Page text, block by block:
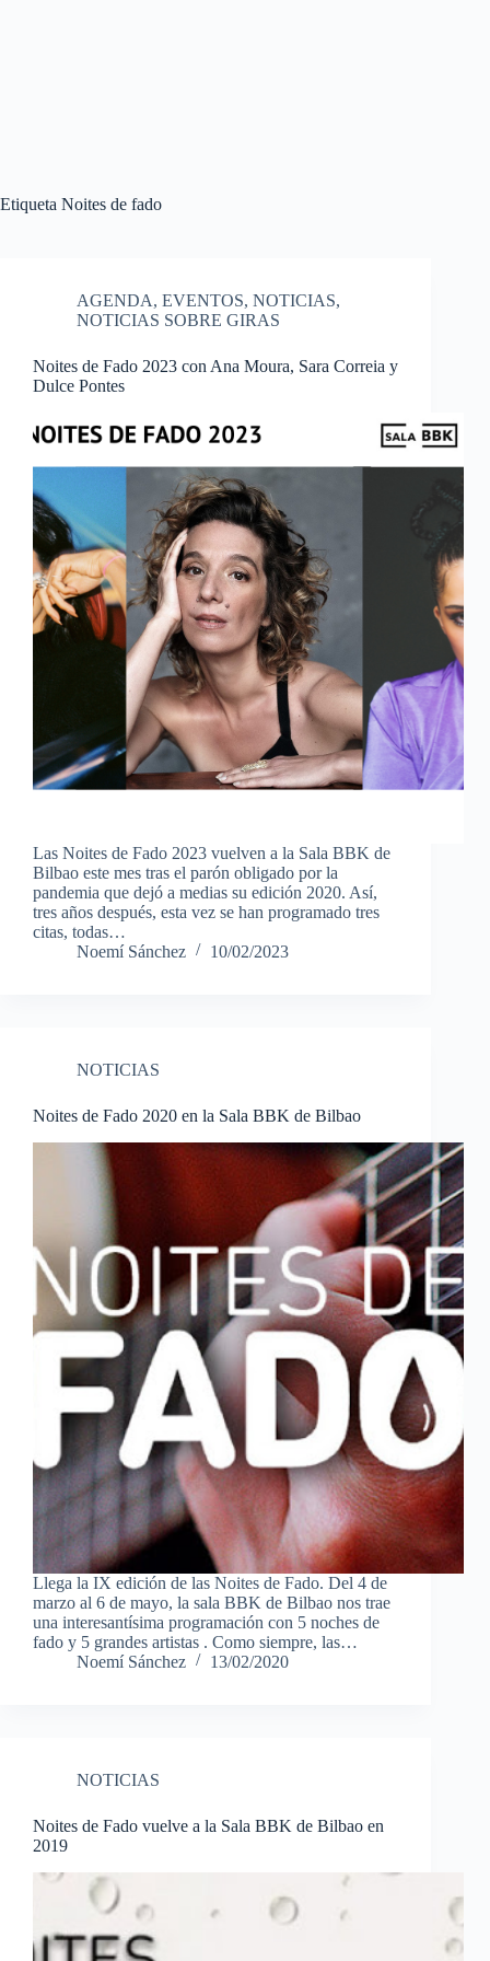
Etiqueta Noites de fado
AGENDA, EVENTOS, NOTICIAS,
NOTICIAS SOBRE GIRAS
Noites de Fado 2023 con Ana Moura, Sara Correia y
Dulce Pontes
Las Noites de Fado 2023 vuelven a la Sala BBK de
Bilbao este mes tras el parón obligado por la
pandemia que dejó a medias su edición 2020. Así,
tres años después, esta vez se han programado tres
citas, todas…
Noemí Sánchez
10/02/2023
NOTICIAS
Noites de Fado 2020 en la Sala BBK de Bilbao
Llega la IX edición de las Noites de Fado. Del 4 de
marzo al 6 de mayo, la sala BBK de Bilbao nos trae
una interesantísima programación con 5 noches de
fado y 5 grandes artistas . Como siempre, las…
Noemí Sánchez
13/02/2020
NOTICIAS
Noites de Fado vuelve a la Sala BBK de Bilbao en
2019